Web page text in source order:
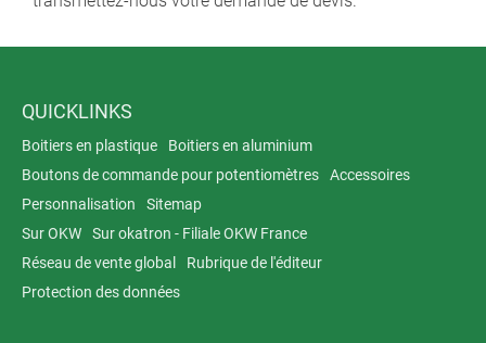
QUICKLINKS
Boitiers en plastique
Boitiers en aluminium
Boutons de commande pour potentiomètres
Accessoires
Personnalisation
Sitemap
Sur OKW
Sur okatron - Filiale OKW France
Réseau de vente global
Rubrique de l'éditeur
Protection des données